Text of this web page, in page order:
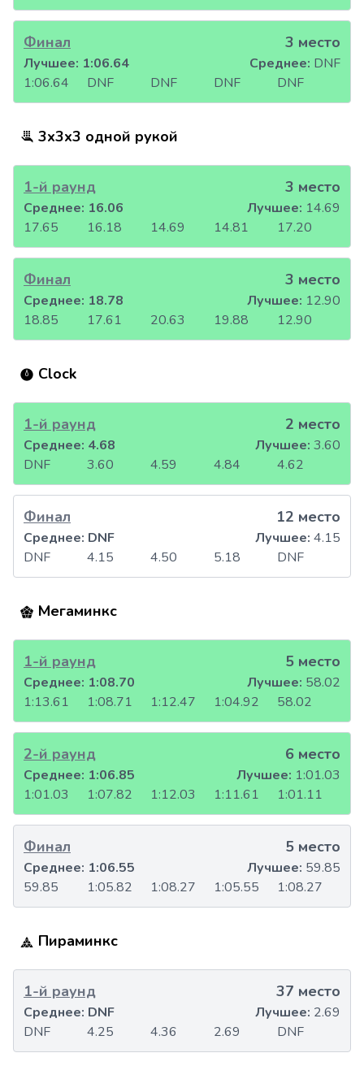
Финал 3 место
1:06.64 DNF DNF DNF DNF
Лучшее: 1:06.64 Среднее: DNF
3x3x3 одной рукой
1-й раунд 3 место
17.65 16.18 14.69 14.81 17.20
Среднее: 16.06 Лучшее: 14.69
Финал 3 место
18.85 17.61 20.63 19.88 12.90
Среднее: 18.78 Лучшее: 12.90
Clock
1-й раунд 2 место
DNF 3.60 4.59 4.84 4.62
Среднее: 4.68 Лучшее: 3.60
Финал 12 место
DNF 4.15 4.50 5.18 DNF
Среднее: DNF Лучшее: 4.15
Мегаминкс
1-й раунд 5 место
1:13.61 1:08.71 1:12.47 1:04.92 58.02
Среднее: 1:08.70 Лучшее: 58.02
2-й раунд 6 место
1:01.03 1:07.82 1:12.03 1:11.61 1:01.11
Среднее: 1:06.85 Лучшее: 1:01.03
Финал 5 место
59.85 1:05.82 1:08.27 1:05.55 1:08.27
Среднее: 1:06.55 Лучшее: 59.85
Пираминкс
1-й раунд 37 место
DNF 4.25 4.36 2.69 DNF
Среднее: DNF Лучшее: 2.69